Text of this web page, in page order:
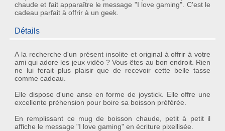
chaude et fait apparaître le message "I love gaming". C'est le
cadeau parfait à offrir à un geek.
Détails
A la recherche d'un présent insolite et original à offrir à votre
ami qui adore les jeux vidéo ? Vous êtes au bon endroit. Rien
ne lui ferait plus plaisir que de recevoir cette belletasse
comme cadeau.
Elle dispose d'uneanse en forme de joystick. Elle offre une
excellente préhension pour boire sa boisson préférée.
En remplissant ce mug de boisson chaude, petit à petit il
affiche le message "I love gaming" en écriture pixellisée.